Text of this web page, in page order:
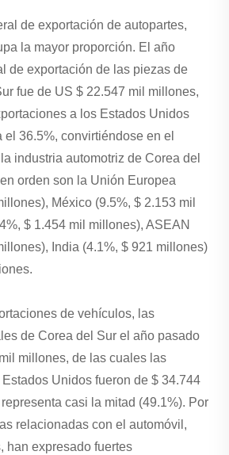
de exportación de autopartes,
la mayor proporción. El año
de exportación de las piezas de
fue de US $ 22.547 mil millones,
a los Estados Unidos
el 36.5%, convirtiéndose en el
industria automotriz de Corea del
orden son la Unión Europea
México (9.5%, $ 2.153 mil
$ 1.454 mil millones), ASEAN
India (4.1%, $ 921 millones)
de vehículos, las
de Corea del Sur el año pasado
millones, de las cuales las
Unidos fueron de $ 34.744
casi la mitad (49.1%). Por
relacionadas con el automóvil,
han expresado fuertes